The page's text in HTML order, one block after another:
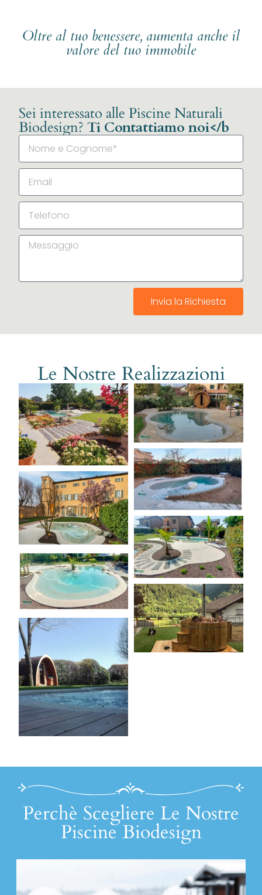
Oltre al tuo benessere, aumenta anche il
valore del tuo immobile
Sei interessato alle Piscine Naturali
Biodesign? Ti Contattiamo noi</b
Invia la Richiesta
Le Nostre Realizzazioni
Perchè Scegliere Le Nostre
Piscine Biodesign